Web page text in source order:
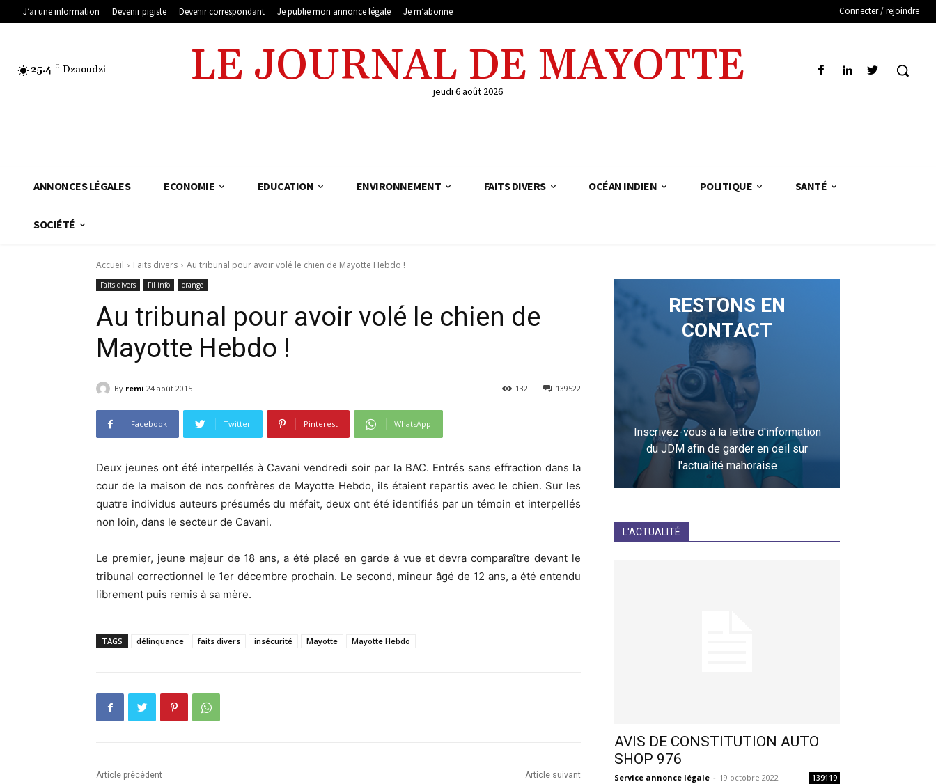
J’ai une information Devenir pigiste Devenir correspondant Je publie mon annonce légale Je m’abonne Connecter / rejoindre
25.4 C Dzaoudzi LE JOURNAL DE MAYOTTE
jeudi 6 août 2026
ANNONCES LÉGALES ECONOMIE EDUCATION ENVIRONNEMENT FAITS DIVERS OCÉAN INDIEN POLITIQUE SANTÉ
SOCIÉTÉ
Accueil Faits divers Au tribunal pour avoir volé le chien de Mayotte Hebdo !
Faits divers Fil info orange
Au tribunal pour avoir volé le chien de
Mayotte Hebdo !
By remi 24 août 2015 139522
132
Facebook Twitter Pinterest WhatsApp
Deux jeunes ont été interpellés à Cavani vendredi soir par la BAC. Entrés sans effraction dans la
cour de la maison de nos confrères de Mayotte Hebdo, ils étaient repartis avec le chien. Sur les
quatre individus auteurs présumés du méfait, deux ont été identifiés par un témoin et interpellés
non loin, dans le secteur de Cavani.
Le premier, jeune majeur de 18 ans, a été placé en garde à vue et devra comparaître devant le
tribunal correctionnel le 1er décembre prochain. Le second, mineur âgé de 12 ans, a été entendu
librement puis remis à sa mère.
TAGS délinquance faits divers insécurité Mayotte Mayotte Hebdo
Article précédent Article suivant
RESTONS EN
CONTACT
Inscrivez-vous à la lettre d'information
du JDM afin de garder en oeil sur
l'actualité mahoraise
L'ACTUALITÉ
AVIS DE CONSTITUTION AUTO
SHOP 976
Service annonce légale - 19 octobre 2022 139119